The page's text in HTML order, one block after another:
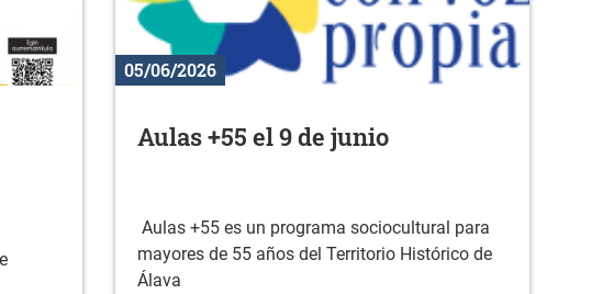
05/06/2026
Aulas +55 el 9 de junio
Aulas +55 es un programa sociocultural para
mayores de 55 años del Territorio Histórico de
Álava